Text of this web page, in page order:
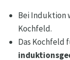
Bei Induktion
Kochfeld.
Das